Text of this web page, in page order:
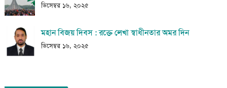
ডিসেম্বর ১৬, ২০২৫
মহান বিজয় দিবস : রক্তে লেখা স্বাধীনতার অমর দিন
ডিসেম্বর ১৬, ২০২৫